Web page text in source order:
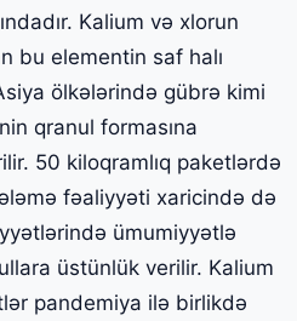
Kalium və xlorun
bu elementin saf halı
ölkələrində gübrə kimi
qranul formasına
50 kiloqramlıq paketlərdə
fəaliyyəti xaricində də
ümumiyyətlə
üstünlük verilir. Kalium
pandemiya ilə birlikdə